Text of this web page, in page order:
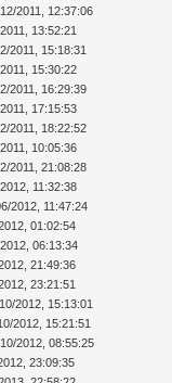
2011, 12:37:06
13:52:21
2011, 15:18:31
15:30:22
2011, 16:29:39
17:15:53
2011, 18:22:52
10:05:36
2011, 21:08:28
11:32:38
2012, 11:47:24
01:02:54
06:13:34
21:49:36
23:21:51
2012, 15:13:01
2012, 15:21:51
2012, 08:55:25
23:09:35